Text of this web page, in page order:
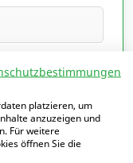
gelesen
platzieren, um
anzuzeigen und
Für weitere
öffnen Sie die